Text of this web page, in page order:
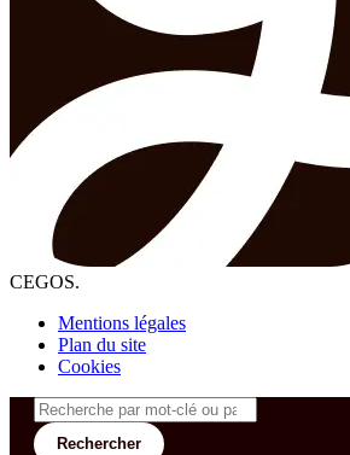
CEGOS.
Mentions légales
Plan du site
Cookies
Rechercher